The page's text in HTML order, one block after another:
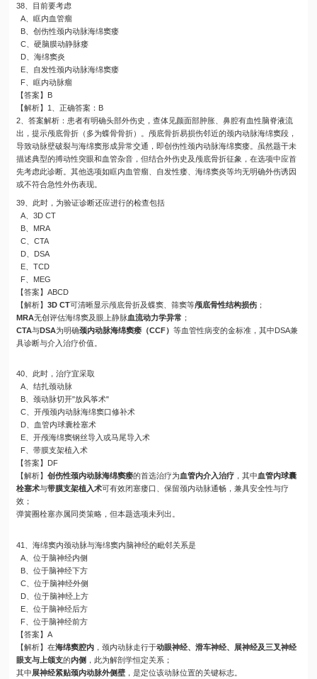
38、目前要考虑
A、眶内血管瘤
B、创伤性颈内动脉海绵窦瘘
C、硬脑膜动静脉瘘
D、海绵窦炎
E、自发性颈内动脉海绵窦瘘
F、眶内动脉瘤
【答案】B
【解析】1、正确答案：B
2、答案解析：患者有明确头部外伤史，查体见颜面部肿胀、鼻腔有血性脑脊液流
出，提示颅底骨折（多为蝶骨骨折）。颅底骨折易损伤邻近的颈内动脉海绵窦段，
导致动脉壁破裂与海绵窦形成异常交通，即创伤性颈内动脉海绵窦瘘。虽然题干未
描述典型的搏动性突眼和血管杂音，但结合外伤史及颅底骨折征象，在选项中应首
先考虑此诊断。其他选项如眶内血管瘤、自发性瘘、海绵窦炎等均无明确外伤诱因
或不符合急性外伤表现。
39、此时，为验证诊断还应进行的检查包括
A、3D CT
B、MRA
C、CTA
D、DSA
E、TCD
F、MEG
【答案】ABCD
【解析】3D CT可清晰显示颅底骨折及蝶窦、筛窦等颅底骨性结构损伤 ；
MRA无创评估海绵窦及眼上静脉血流动力学异常 ；
CTA与DSA为明确颈内动脉海绵窦瘘（CCF）等血管性病变的金标准，其中DSA兼
具诊断与介入治疗价值。
40、此时，治疗宜采取
A、结扎颈动脉
B、颈动脉切开"放风筝术"
C、开颅颈内动脉海绵窦口修补术
D、血管内球囊栓塞术
E、开颅海绵窦钢丝导入或马尾导入术
F、带膜支架植入术
【答案】DF
【解析】创伤性颈内动脉海绵窦瘘的首选治疗为血管内介入治疗 ，其中血管内球囊
栓塞术与带膜支架植入术可有效闭塞瘘口、保留颈内动脉通畅，兼具安全性与疗
效；
弹簧圈栓塞亦属同类策略，但本题选项未列出。
41、海绵窦内颈动脉与海绵窦内脑神经的毗邻关系是
A、位于脑神经内侧
B、位于脑神经下方
C、位于脑神经外侧
D、位于脑神经上方
E、位于脑神经后方
F、位于脑神经前方
【答案】A
【解析】在海绵窦腔内 ，颈内动脉走行于动眼神经、滑车神经、展神经及三叉神经
眼支与上颌支的内侧 ，此为解剖学恒定关系；
其中展神经紧贴颈内动脉外侧壁 ，是定位该动脉位置的关键标志。